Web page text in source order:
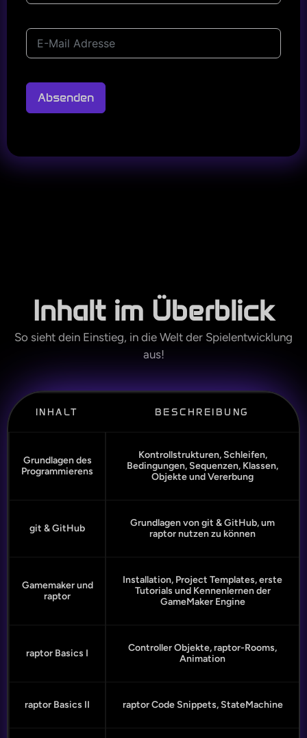
Absenden
Inhalt im Überblick
So sieht dein Einstieg, in die Welt der Spielentwicklung
aus!
INHALT BESCHREIBUNG
Grundlagen des
Programmierens
Kontrollstrukturen, Schleifen,
Bedingungen, Sequenzen, Klassen,
Objekte und Vererbung
git & GitHub
Grundlagen von git & GitHub, um
raptor nutzen zu können
Gamemaker und
raptor
Installation, Project Templates, erste
Tutorials und Kennenlernen der
GameMaker Engine
raptor Basics I
Controller Objekte, raptor-Rooms,
Animation
raptor Basics II raptor Code Snippets, StateMachine